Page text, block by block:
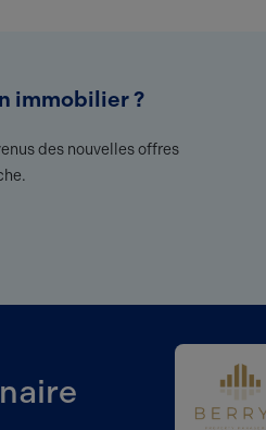
immobilier ?
des nouvelles offres